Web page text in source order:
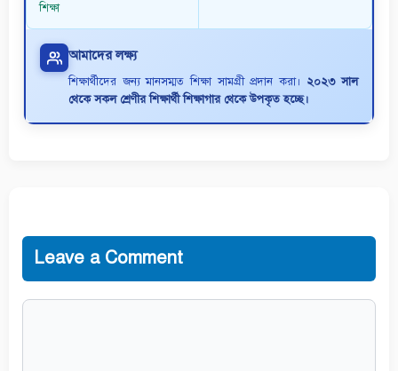
শিক্ষা
আমাদের লক্ষ্য
শিক্ষার্থীদের জন্য মানসম্মত শিক্ষা সামগ্রী প্রদান করা। ২০২৩ সাল
থেকে সকল শ্রেণীর শিক্ষার্থী শিক্ষাগার থেকে উপকৃত হচ্ছে।
Leave a Comment
Comment